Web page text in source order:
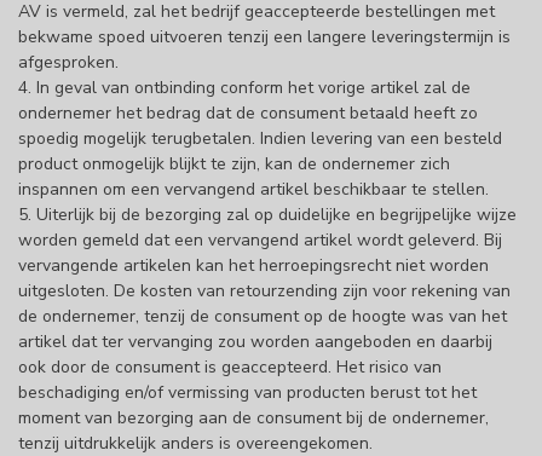
AV is vermeld, zal het bedrijf geaccepteerde bestellingen met
bekwame spoed uitvoeren tenzij een langere leveringstermijn is
afgesproken.
4. In geval van ontbinding conform het vorige artikel zal de
ondernemer het bedrag dat de consument betaald heeft zo
spoedig mogelijk terugbetalen. Indien levering van een besteld
product onmogelijk blijkt te zijn, kan de ondernemer zich
inspannen om een vervangend artikel beschikbaar te stellen.
5. Uiterlijk bij de bezorging zal op duidelijke en begrijpelijke wijze
worden gemeld dat een vervangend artikel wordt geleverd. Bij
vervangende artikelen kan het herroepingsrecht niet worden
uitgesloten. De kosten van retourzending zijn voor rekening van
de ondernemer, tenzij de consument op de hoogte was van het
artikel dat ter vervanging zou worden aangeboden en daarbij
ook door de consument is geaccepteerd. Het risico van
beschadiging en/of vermissing van producten berust tot het
moment van bezorging aan de consument bij de ondernemer,
tenzij uitdrukkelijk anders is overeengekomen.